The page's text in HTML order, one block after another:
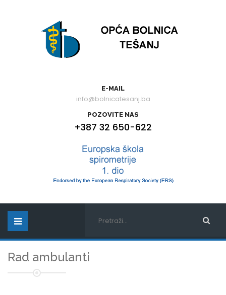
E-MAIL
info@bolnicatesanj.ba
POZOVITE NAS
+387 32 650-622
Rad ambulanti